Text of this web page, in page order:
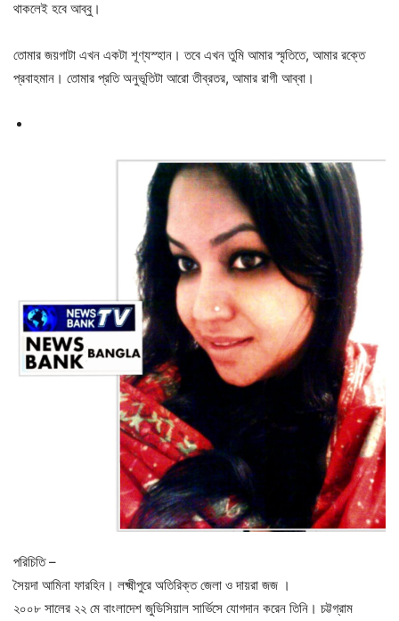
থাকলেই হবে আব্বু।
তোমার জয়গাটা এখন একটা শূণ্যস্হান। তবে এখন তুমি আমার স্মৃতিতে, আমার রক্তে
প্রবাহমান। তোমার প্রতি অনুভূতিটা আরো তীব্রতর, আমার রাগী আব্বা।
পরিচিতি –
সৈয়দা আমিনা ফারহিন। লক্ষ্মীপুরে অতিরিক্ত জেলা ও দায়রা জজ ।
২০০৮ সালের ২২ মে বাংলাদেশ জুডিসিয়াল সার্ভিসে যোগদান করেন তিনি। চট্টগ্রাম